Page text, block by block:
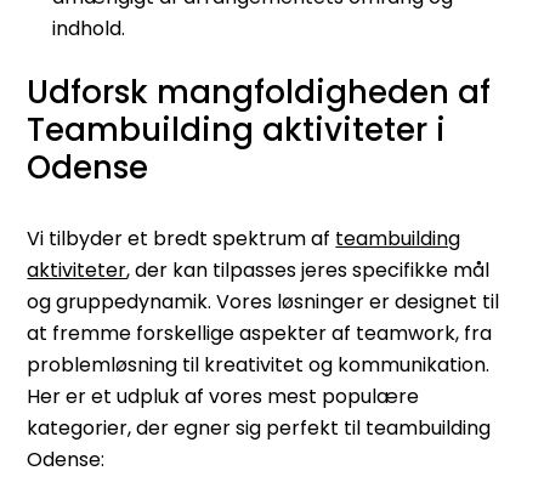
indhold.
Udforsk mangfoldigheden af
Teambuilding aktiviteter i
Odense
Vi tilbyder et bredt spektrum af teambuilding
aktiviteter, der kan tilpasses jeres specifikke mål
og gruppedynamik. Vores løsninger er designet til
at fremme forskellige aspekter af teamwork, fra
problemløsning til kreativitet og kommunikation.
Her er et udpluk af vores mest populære
kategorier, der egner sig perfekt til teambuilding
Odense: